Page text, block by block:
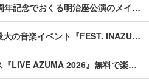
年記念でおくる明治座公演のメイ…
大の音楽イベント『FEST. INAZU…
『LIVE AZUMA 2026』無料で楽…